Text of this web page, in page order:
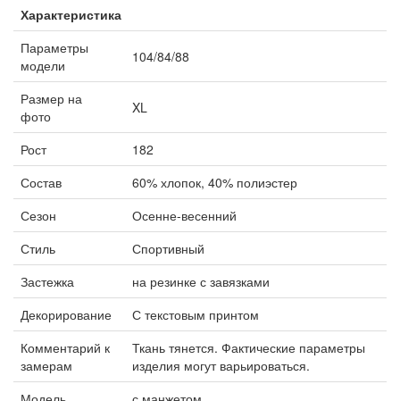
Характеристика
Параметры
модели
104/84/88
Размер на
фото
XL
Рост
182
Состав
60% хлопок, 40% полиэстер
Сезон
Осенне-весенний
Стиль
Спортивный
Застежка
на резинке с завязками
Декорирование
С текстовым принтом
Комментарий к
замерам
Ткань тянется. Фактические параметры
изделия могут варьироваться.